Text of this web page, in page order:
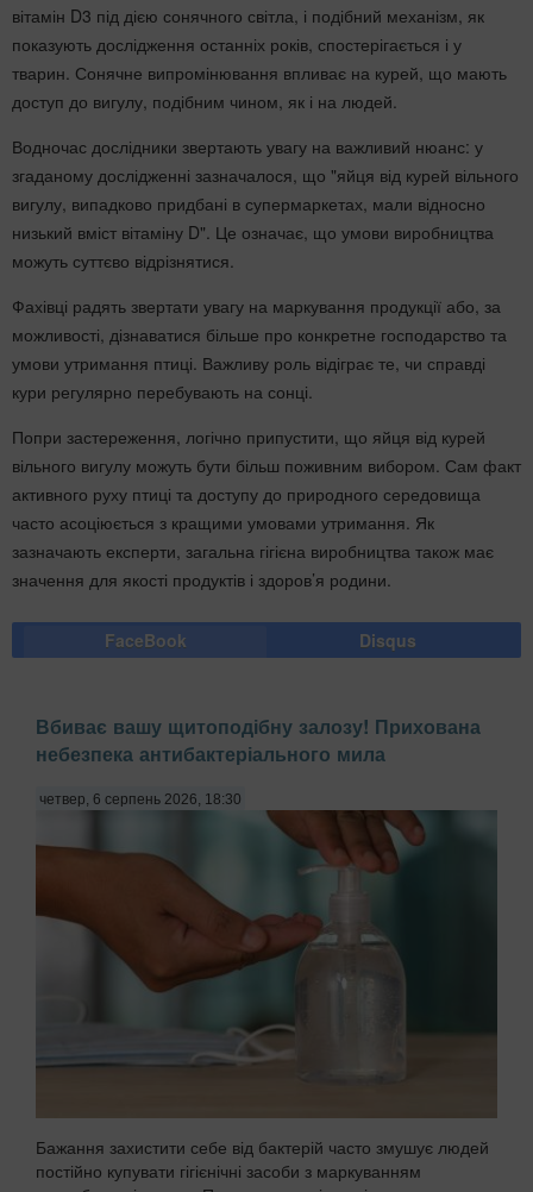
вітамін D3 під дією сонячного світла, і подібний механізм, як
показують дослідження останніх років, спостерігається і у
тварин. Сонячне випромінювання впливає на курей, що мають
доступ до вигулу, подібним чином, як і на людей.
Водночас дослідники звертають увагу на важливий нюанс: у
згаданому дослідженні зазначалося, що "яйця від курей вільного
вигулу, випадково придбані в супермаркетах, мали відносно
низький вміст вітаміну D". Це означає, що умови виробництва
можуть суттєво відрізнятися.
Фахівці радять звертати увагу на маркування продукції або, за
можливості, дізнаватися більше про конкретне господарство та
умови утримання птиці. Важливу роль відіграє те, чи справді
кури регулярно перебувають на сонці.
Попри застереження, логічно припустити, що яйця від курей
вільного вигулу можуть бути більш поживним вибором. Сам факт
активного руху птиці та доступу до природного середовища
часто асоціюється з кращими умовами утримання. Як
зазначають експерти, загальна гігієна виробництва також має
значення для якості продуктів і здоров’я родини.
FaceBook Disqus
Вбиває вашу щитоподібну залозу! Прихована
небезпека антибактеріального мила
четвер, 6 серпень 2026, 18:30
Бажання захистити себе від бактерій часто змушує людей
постійно купувати гігієнічні засоби з маркуванням